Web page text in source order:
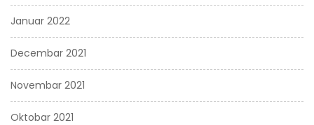
Januar 2022
Decembar 2021
Novembar 2021
Oktobar 2021